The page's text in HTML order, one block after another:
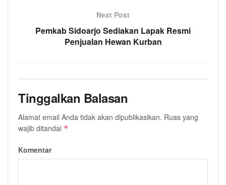
Next Post
Pemkab Sidoarjo Sediakan Lapak Resmi
Penjualan Hewan Kurban
Tinggalkan Balasan
Alamat email Anda tidak akan dipublikasikan. Ruas yang
wajib ditandai *
Komentar